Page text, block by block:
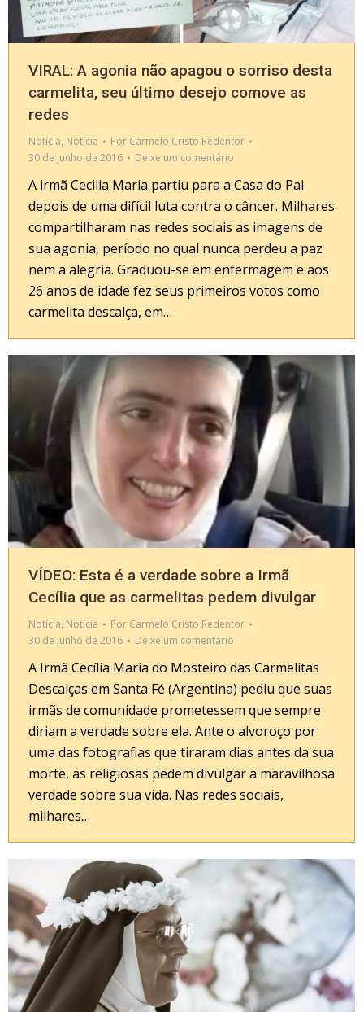
VIRAL: A agonia não apagou o sorriso desta
carmelita, seu último desejo comove as
redes
Notícia, Notícia Por Carmelo Cristo Redentor
30 de junho de 2016
Deixe um comentário
A irmã Cecilia Maria partiu para a Casa do Pai
depois de uma difícil luta contra o câncer. Milhares
compartilharam nas redes sociais as imagens de
sua agonia, período no qual nunca perdeu a paz
nem a alegria. Graduou-se em enfermagem e aos
26 anos de idade fez seus primeiros votos como
carmelita descalça, em…
VÍDEO: Esta é a verdade sobre a Irmã
Cecília que as carmelitas pedem divulgar
Notícia, Notícia Por Carmelo Cristo Redentor
30 de junho de 2016
Deixe um comentário
A Irmã Cecília Maria do Mosteiro das Carmelitas
Descalças em Santa Fé (Argentina) pediu que suas
irmãs de comunidade prometessem que sempre
diriam a verdade sobre ela. Ante o alvoroço por
uma das fotografias que tiraram dias antes da sua
morte, as religiosas pedem divulgar a maravilhosa
verdade sobre sua vida. Nas redes sociais,
milhares…